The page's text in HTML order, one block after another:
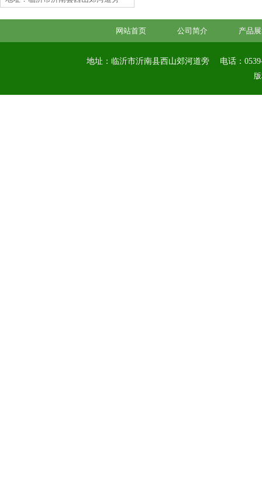
网站首页 公司简介 产品
地址：临沂市沂南县西山郊河道旁
电话：